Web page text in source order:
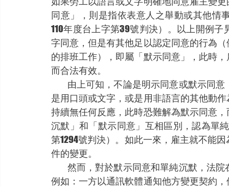
同意」，則是指依表意人之舉動或其他情
110年度台上字第39號判決）。以上開例
字同意，但是有其他足以認定同意的行為
的排班工作），即屬「默示同意」，此時
而合法有效。
是用口頭或文字，或是用非語言的其他動
持續無任何反應，此時恐難解為默示同意
沉默」和「默示同意」互相區別，認為單
第1294號判決）。如此一來，雇主就不能
件的變更。
例如：一方以通訊軟體通知他方變更契約